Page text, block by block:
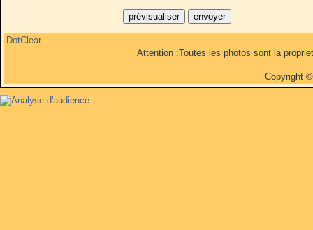
DotClear
Attention :Toutes les photos sont la
Copyright